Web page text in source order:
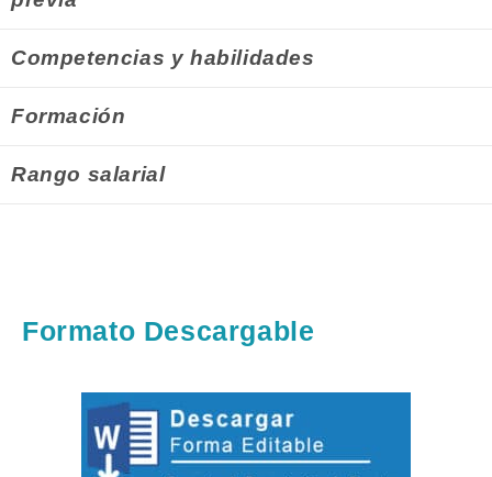
Competencias y habilidades
Formación
Rango salarial
Formato Descargable